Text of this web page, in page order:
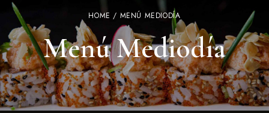
HOME / MENÚ MEDIODÍA
Menú Mediodía